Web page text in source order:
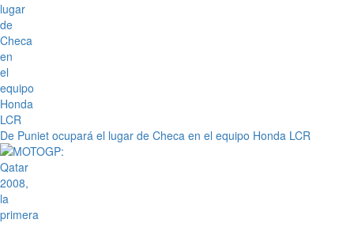
De Puniet ocupará el lugar de Checa en el equipo Honda LCR